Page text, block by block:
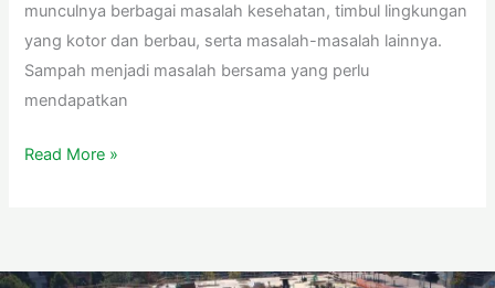
munculnya berbagai masalah kesehatan, timbul lingkungan
yang kotor dan berbau, serta masalah-masalah lainnya.
Sampah menjadi masalah bersama yang perlu
mendapatkan
Read More »